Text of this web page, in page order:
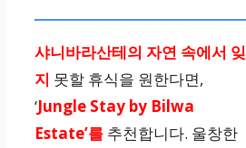
샤니바라산테의 자연 속에서 잊
지 못할 휴식을 원한다면,
‘Jungle Stay by Bilwa
Estate’를 추천합니다. 울창한